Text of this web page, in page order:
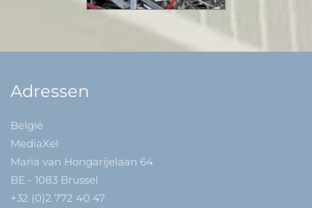
Adressen
België
MediaXel
Maria van Hongarijelaan 64
BE - 1083 Brussel
+32 (0)2 772 40 47